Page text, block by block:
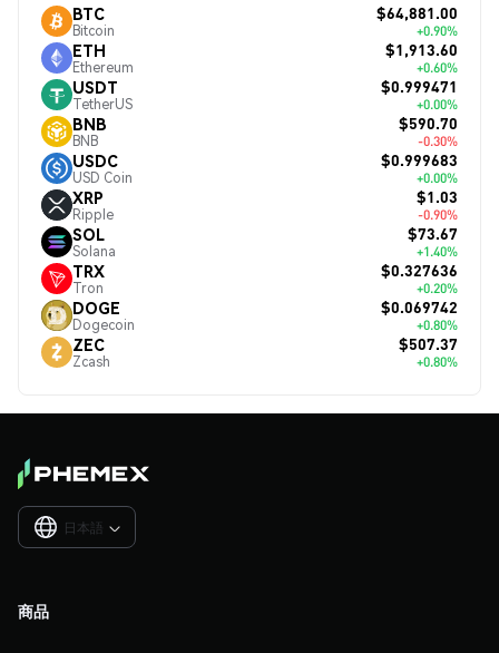
BTC
Bitcoin
$64,881.00
+0.90%
ETH
Ethereum
$1,913.60
+0.60%
USDT
TetherUS
$0.999471
+0.00%
BNB
BNB
$590.70
-0.30%
USDC
USD Coin
$0.999683
+0.00%
XRP
Ripple
$1.03
-0.90%
SOL
Solana
$73.67
+1.40%
TRX
Tron
$0.327636
+0.20%
DOGE
Dogecoin
$0.069742
+0.80%
ZEC
Zcash
$507.37
+0.80%
日本語 
商品